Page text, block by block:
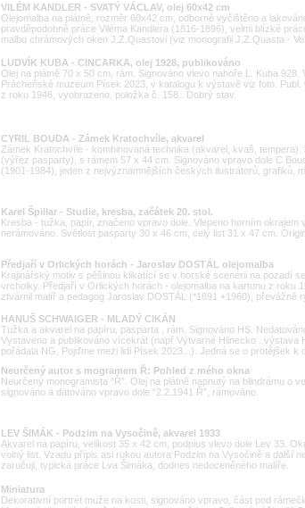
VILÉM KANDLER - SVATÝ VÁCLAV, olej 60x42 cm
Olejomalba na plátně, rozměr 60x42 cm, odborně vyčištěno a
pravděpodobně práce Viléma Kandlera (1816-1896), velmi blízké
malbu chrámových oken J.Z.Quastovi (viz monografii J.Z.Quasta -
LUDVÍK KUBA - CINCARKA, olej 1928, publikováno
Olej na plátně 70 x 50 cm, rám. Signováno vlevo nahoře L. Kuba 928.
Prácheňské muzeum Písek 2023, v katalogu k výstavě viz foto. Publ.
z roku 1946, vyobrazeno, položka č. 158.. Dobrý stav.
CYRIL BOUDA - Zámek Kratochvíle, akvarel
Zámek Kratochvíle - kombinovaná technika (akvarel, kvaš, tempera).
(výřez pasparty), s rámem 57 x 44 cm. Signováno vpravo dole C
(1901-1984), jeden z nejvýznamnějších českých ilustrátorů, grafiků,
Karel Špillar - Studie, kresba, začátek 20. stol.
Kresba - tužka, papír, značeno vpravo dole. Vlepeno horním okrajem
nerámováno. Světlost pasparty 30 x 46 cm, celý list 31 x 47 cm.
Předjaří v Orlických horách - Jaroslav DOSTÁL olejomalba
Krajinářský motiv s pěšinou klikatící se v horské scenérii na pozadí
vrcholky. Předjaří v Orlických horách - olejomalba na kartonu z roku
ztvárnil malíř a pedagog Jaroslav DOSTÁL (*1891 +1960), převážně
HANUŠ SCHWAIGER - MLADÝ CIKÁN
Tužka a akvarel na papíru, pasparta , rám. Signováno HS.
Vystaveno a publikováno vícekrát (např Výtvarné Hlinecko . výstava
pořádala NG, Pojďme mezi lidi Písek 2023...). Jedná se o protějšek k
Neurčený autor s mogramem Ř: Pohled z mého okna
Neurčený monogramista “Ř”. Olej na plátně napnutý na blindrámu o
signováno a datováno vpravo dole “2.2.1941 Ř”, rámováno.
LEV ŠIMÁK - Podzim na Vysočině, akvarel 1933
Akvarel na papíru, velikost 35 x 42 cm, podpius vlevo dole Lev 33.
volný list. Vzadu přípis asi rukou autora Podzim na Vysočině a další
zaručuji, typická práce Lva Šimáka, dodnes nedoceněného malíře.
Miniatura
Dekorativní portrét muže na kosti, signováno vpravo, část pod